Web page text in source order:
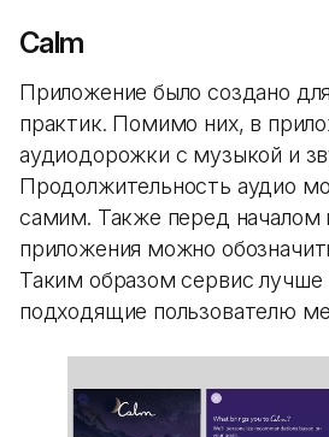
Calm
Приложение было создано
практик. Помимо них, в
аудиодорожки с музыкой и
Продолжительность аудио
самим. Также перед началом
приложения можно
Таким образом сервис лучше
подходящие пользователю